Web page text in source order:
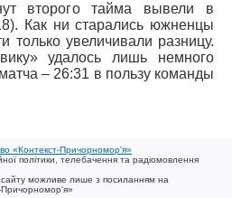
второго тайма вывели в
Как ни старались южненцы
только увеличивали разницу.
удалось лишь немного
– 26:31 в пользу команды
«Контекст-Причорномор'я»
політики, телебачення та радіомовлення
сайту можливе лише з посиланням на
Причорномор'я»